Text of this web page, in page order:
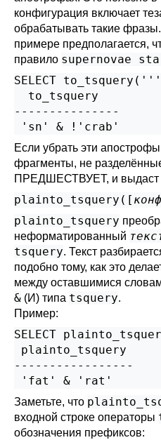
конфигурация включает
обрабатывать такие
примере предполагается,
правило supernovae
SELECT
  to_tsquery
---------------
Если убрать эти
фрагменты, не
ПРЕДШЕСТВУЕТ, и выдаст
plainto_tsquery([
plainto_tsquery
неформатированный
tsquery. Текст
подобно тому, как это
между оставшимися
& (И) типа tsquery.
Пример:
SELECT
plainto_tsquery
-----------------
Заметьте, что
входной строке операторы
обозначения префиксов: